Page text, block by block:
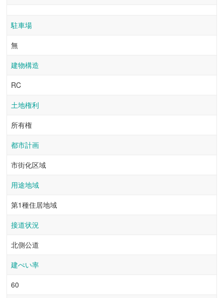
駐車場
無
建物構造
RC
土地権利
所有権
都市計画
市街化区域
用途地域
第1種住居地域
接道状況
北側公道
建ぺい率
60